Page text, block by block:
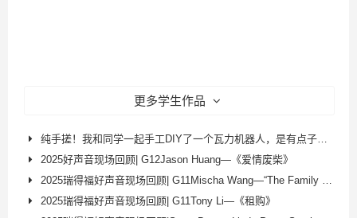
更多学生作品
纯手搓！我和同学一起手工DIY了一个瓦力机器人，是有点子可爱在身上的
2025好声音现场回顾| G12Jason Huang—《爱情废柴》
2025瑞得福好声音现场回顾| G11Mischa Wang—“The Family Madrigal”
2025瑞得福好声音现场回顾| G11Tony Li—《租购》